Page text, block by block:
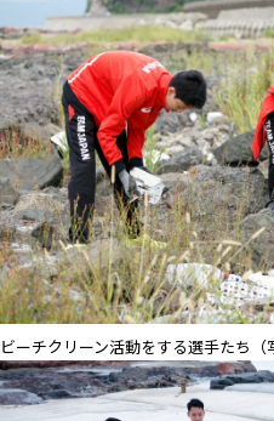
ビーチクリーン活動をする選手たち（